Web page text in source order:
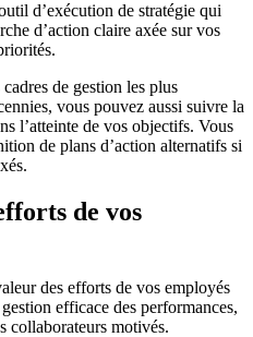
d’exécution de stratégie qui
d’action claire axée sur vos
de gestion les plus
vous pouvez aussi suivre la
l’atteinte de vos objectifs. Vous
de plans d’action alternatifs si
de vos
des efforts de vos employés
efficace des performances,
collaborateurs motivés.